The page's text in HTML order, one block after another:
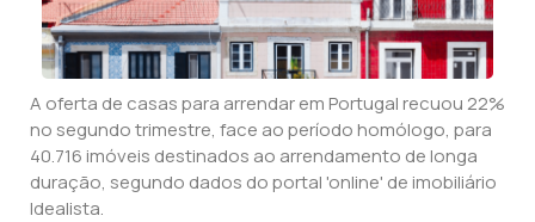
A oferta de casas para arrendar em Portugal recuou 22%
no segundo trimestre, face ao período homólogo, para
40.716 imóveis destinados ao arrendamento de longa
duração, segundo dados do portal 'online' de imobiliário
Idealista.